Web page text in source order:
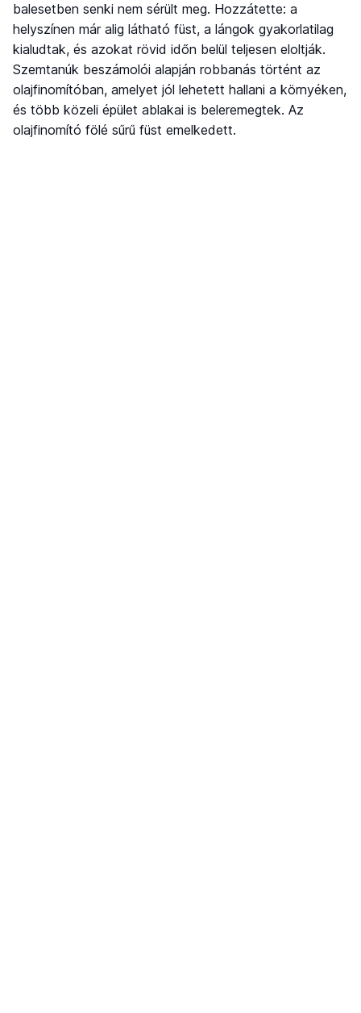
balesetben senki nem sérült meg. Hozzátette: a
helyszínen már alig látható füst, a lángok gyakorlatilag
kialudtak, és azokat rövid időn belül teljesen eloltják.
Szemtanúk beszámolói alapján robbanás történt az
olajfinomítóban, amelyet jól lehetett hallani a környéken,
és több közeli épület ablakai is beleremegtek. Az
olajfinomító fölé sűrű füst emelkedett.